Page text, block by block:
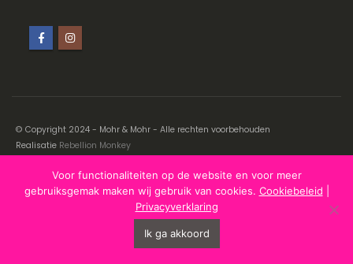
© Copyright 2024 - Mohr & Mohr - Alle rechten voorbehouden
Realisatie Rebellion Monkey
Disclaimer|Cookiebeleid|Privacyverklaring
Voor functionaliteiten op de website en voor meer
gebruiksgemak maken wij gebruik van cookies. Cookiebeleid
Privacyverklaring
Ik ga akkoord